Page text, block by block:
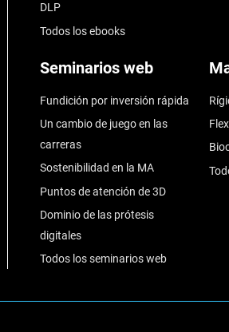
DLP
Todos los ebooks
Seminarios web
Fundición por inversión rápida
Un cambio de juego en las
carreras
Sostenibilidad en la MA
Puntos de atención de 3D
Dominio de las prótesis
digitales
Todos los seminarios web